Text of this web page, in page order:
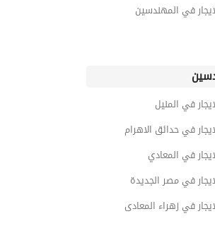
المهندسين
المهندسين
في المهندسين